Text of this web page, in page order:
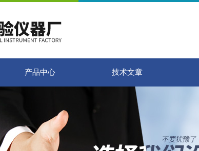
产品中心 技术文章